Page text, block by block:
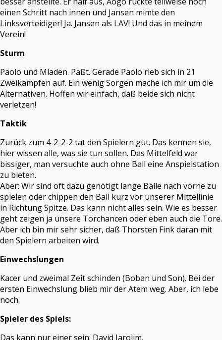
einen Schritt nach innen und Jansen mimte den
Linksverteidiger! Ja. Jansen als LAV! Und das in meinem
Verein!
Sturm
Paolo und Mladen. Paßt. Gerade Paolo rieb sich in 21
Zweikämpfen auf. Ein wenig Sorgen mache ich mir um die
Alternativen. Hoffen wir einfach, daß beide sich nicht
verletzen!
Taktik
Zurück zum 4-2-2-2 tat den Spielern gut. Das kennen sie,
hier wissen alle, was sie tun sollen. Das Mittelfeld war
bissiger, man versuchte auch ohne Ball eine Anspielstation
zu bieten.
Aber: Wir sind oft dazu genötigt lange Bälle nach vorne zu
spielen oder chippen den Ball kurz vor unserer Mittellinie
in Richtung Spitze. Das kann nicht alles sein. Wie es besser
geht zeigen ja unsere Torchancen oder eben auch die Tore.
Aber ich bin mir sehr sicher, daß Thorsten Fink daran mit
den Spielern arbeiten wird.
Einwechslungen
Kacer und zweimal Zeit schinden (Boban und Son). Bei der
ersten Einwechslung blieb mir der Atem weg. Aber, ich lebe
noch.
Spieler des Spiels:
Das kann nur einer sein: David Jarolim.